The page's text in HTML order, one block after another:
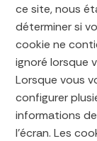
ce site, nous
déterminer si
cookie ne
ignoré lorsque
Lorsque vous
configurer
informations
l’écran. Les